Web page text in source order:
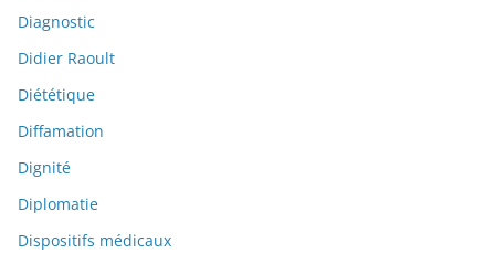
Diagnostic
Didier Raoult
Diététique
Diffamation
Dignité
Diplomatie
Dispositifs médicaux